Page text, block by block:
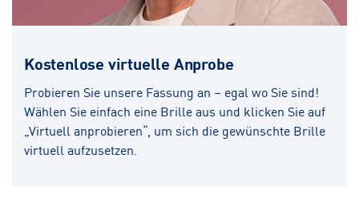
Kostenlose virtuelle Anprobe
Probieren Sie unsere Fassung an – egal wo Sie sind!
Wählen Sie einfach eine Brille aus und klicken Sie auf
„Virtuell anprobieren“, um sich die gewünschte Brille
virtuell aufzusetzen.